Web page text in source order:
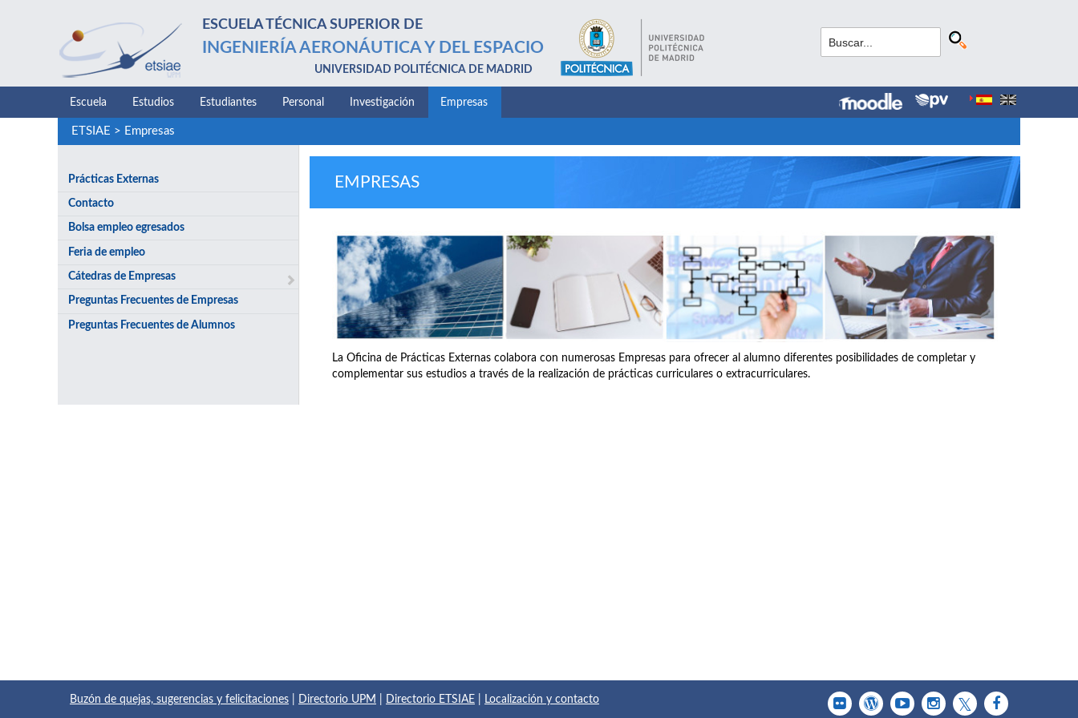
ESCUELA TÉCNICA SUPERIOR DE
INGENIERÍA AERONÁUTICA Y DEL ESPACIO
UNIVERSIDAD POLITÉCNICA DE MADRID
Escuela Estudios Estudiantes Personal Investigación Empresas
ETSIAE > Empresas
Prácticas Externas
Contacto
Bolsa empleo egresados
Feria de empleo
Cátedras de Empresas
Preguntas Frecuentes de Empresas
Preguntas Frecuentes de Alumnos
EMPRESAS
La Oficina de Prácticas Externas colabora con numerosas Empresas para ofrecer al alumno diferentes posibilidades de completar y
complementar sus estudios a través de la realización de prácticas curriculares o extracurriculares.
Buzón de quejas, sugerencias y felicitaciones Directorio UPM Directorio ETSIAE Localización y contacto